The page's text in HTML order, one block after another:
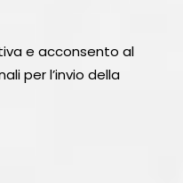
e acconsento al
per l’invio della